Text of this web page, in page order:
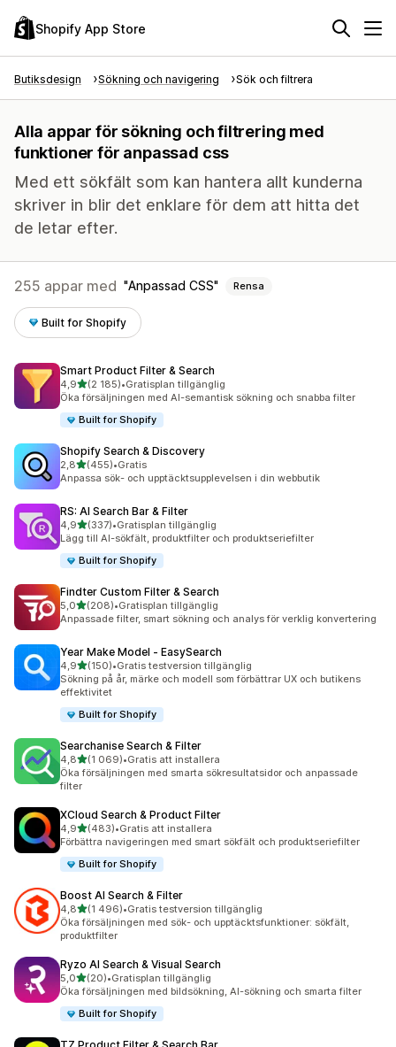
Shopify App Store
Butiksdesign Sökning och navigering Sök och filtrera
Alla appar för sökning och filtrering med
funktioner för anpassad css
Med ett sökfält som kan hantera allt kunderna
skriver in blir det enklare för dem att hitta det
de letar efter.
255 appar med Anpassad CSS Rensa
Built for Shopify
Smart Product Filter & Search
4,9av 5 stjärnor
(2 185)
2185 recensioner totalt
•Gratisplan tillgänglig
Öka försäljningen med AI-semantisk sökning och snabba filter
Built for Shopify
Shopify Search & Discovery
2,8av 5 stjärnor
(455)
455 recensioner totalt
•Gratis
Anpassa sök- och upptäcktsupplevelsen i din webbutik
RS: AI Search Bar & Filter
4,9av 5 stjärnor
(337)
337 recensioner totalt
•Gratisplan tillgänglig
Lägg till AI-sökfält, produktfilter och produktseriefilter
Built for Shopify
Findter Custom Filter & Search
5,0av 5 stjärnor
(208)
208 recensioner totalt
•Gratisplan tillgänglig
Anpassade filter, smart sökning och analys för verklig konvertering
Year Make Model ‑ EasySearch
4,9av 5 stjärnor
(150)
150 recensioner totalt
•Gratis testversion tillgänglig
Sökning på år, märke och modell som förbättrar UX och butikens
effektivitet
Built for Shopify
Searchanise Search & Filter
4,8av 5 stjärnor
(1 069)
1069 recensioner totalt
•Gratis att installera
Öka försäljningen med smarta sökresultatsidor och anpassade
filter
XCloud Search & Product Filter
4,9av 5 stjärnor
(483)
483 recensioner totalt
•Gratis att installera
Förbättra navigeringen med smart sökfält och produktseriefilter
Built for Shopify
Boost AI Search & Filter
4,8av 5 stjärnor
(1 496)
1496 recensioner totalt
•Gratis testversion tillgänglig
Öka försäljningen med sök- och upptäcktsfunktioner: sökfält,
produktfilter
Ryzo AI Search & Visual Search
5,0av 5 stjärnor
(20)
20 recensioner totalt
•Gratisplan tillgänglig
Öka försäljningen med bildsökning, AI-sökning och smarta filter
Built for Shopify